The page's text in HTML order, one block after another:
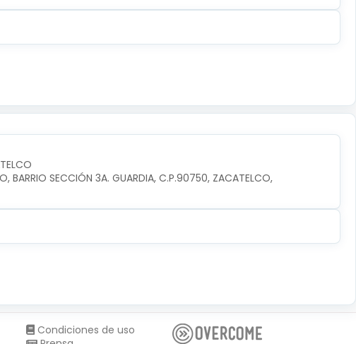
BARRIO SECCIÓN 3A. GUARDIA, C.P.90750, ZACATELCO,
Condiciones de uso